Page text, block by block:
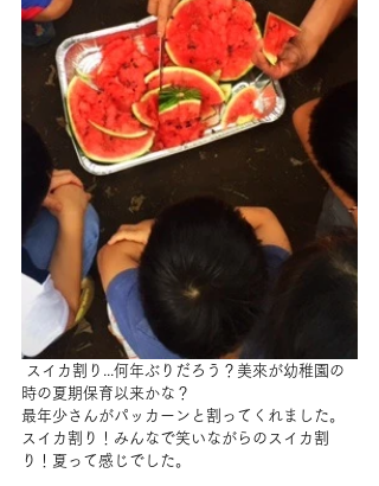
時の夏期保育以来かな？
最年少さんがパッカーンと割ってくれました。
スイカ割り！みんなで笑いながらのスイカ割
り！夏って感じでした。